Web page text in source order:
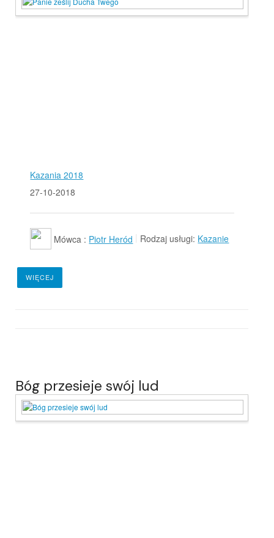
Kazania 2018
27-10-2018
Mówca : Piotr Heród Rodzaj usługi: Kazanie
WIĘCEJ
Bóg przesieje swój lud